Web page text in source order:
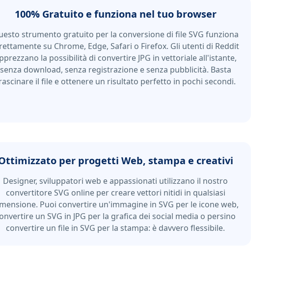
100% Gratuito e funziona nel tuo browser
strumento gratuito per la conversione di file SVG funziona
su Chrome, Edge, Safari o Firefox. Gli utenti di Reddit
la possibilità di convertire JPG in vettoriale all'istante,
senza download, senza registrazione e senza pubblicità. Basta
il file e ottenere un risultato perfetto in pochi secondi.
per progetti Web, stampa e creativi
Designer, sviluppatori web e appassionati utilizzano il nostro
convertitore SVG online per creare vettori nitidi in qualsiasi
Puoi convertire un'immagine in SVG per le icone web,
un SVG in JPG per la grafica dei social media o persino
convertire un file in SVG per la stampa: è davvero flessibile.